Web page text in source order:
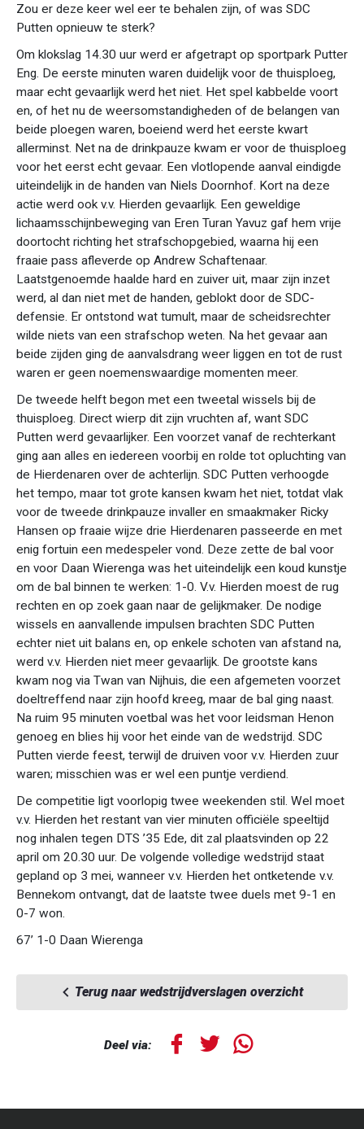
Zou er deze keer wel eer te behalen zijn, of was SDC
Putten opnieuw te sterk?
Om klokslag 14.30 uur werd er afgetrapt op sportpark Putter
Eng. De eerste minuten waren duidelijk voor de thuisploeg,
maar echt gevaarlijk werd het niet. Het spel kabbelde voort
en, of het nu de weersomstandigheden of de belangen van
beide ploegen waren, boeiend werd het eerste kwart
allerminst. Net na de drinkpauze kwam er voor de thuisploeg
voor het eerst echt gevaar. Een vlotlopende aanval eindigde
uiteindelijk in de handen van Niels Doornhof. Kort na deze
actie werd ook v.v. Hierden gevaarlijk. Een geweldige
lichaamsschijnbeweging van Eren Turan Yavuz gaf hem vrije
doortocht richting het strafschopgebied, waarna hij een
fraaie pass afleverde op Andrew Schaftenaar.
Laatstgenoemde haalde hard en zuiver uit, maar zijn inzet
werd, al dan niet met de handen, geblokt door de SDC-
defensie. Er ontstond wat tumult, maar de scheidsrechter
wilde niets van een strafschop weten. Na het gevaar aan
beide zijden ging de aanvalsdrang weer liggen en tot de rust
waren er geen noemenswaardige momenten meer.
De tweede helft begon met een tweetal wissels bij de
thuisploeg. Direct wierp dit zijn vruchten af, want SDC
Putten werd gevaarlijker. Een voorzet vanaf de rechterkant
ging aan alles en iedereen voorbij en rolde tot opluchting van
de Hierdenaren over de achterlijn. SDC Putten verhoogde
het tempo, maar tot grote kansen kwam het niet, totdat vlak
voor de tweede drinkpauze invaller en smaakmaker Ricky
Hansen op fraaie wijze drie Hierdenaren passeerde en met
enig fortuin een medespeler vond. Deze zette de bal voor
en voor Daan Wierenga was het uiteindelijk een koud kunstje
om de bal binnen te werken: 1-0. V.v. Hierden moest de rug
rechten en op zoek gaan naar de gelijkmaker. De nodige
wissels en aanvallende impulsen brachten SDC Putten
echter niet uit balans en, op enkele schoten van afstand na,
werd v.v. Hierden niet meer gevaarlijk. De grootste kans
kwam nog via Twan van Nijhuis, die een afgemeten voorzet
doeltreffend naar zijn hoofd kreeg, maar de bal ging naast.
Na ruim 95 minuten voetbal was het voor leidsman Henon
genoeg en blies hij voor het einde van de wedstrijd. SDC
Putten vierde feest, terwijl de druiven voor v.v. Hierden zuur
waren; misschien was er wel een puntje verdiend.
De competitie ligt voorlopig twee weekenden stil. Wel moet
v.v. Hierden het restant van vier minuten officiële speeltijd
nog inhalen tegen DTS ’35 Ede, dit zal plaatsvinden op 22
april om 20.30 uur. De volgende volledige wedstrijd staat
gepland op 3 mei, wanneer v.v. Hierden het ontketende v.v.
Bennekom ontvangt, dat de laatste twee duels met 9-1 en
0-7 won.
67’ 1-0 Daan Wierenga
Terug naar wedstrijdverslagen overzicht
Deel via: